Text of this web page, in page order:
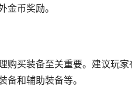
金币奖励。
购买装备至关重要。建议玩
备和辅助装备等。